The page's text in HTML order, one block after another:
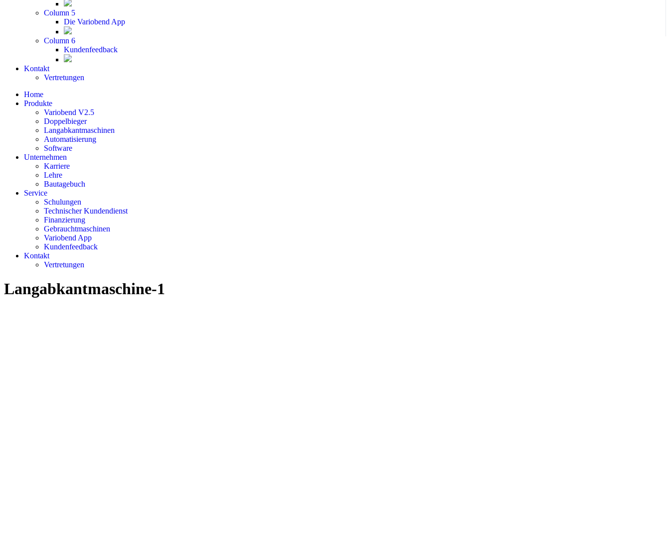
Column 5
Die Variobend App
Column 6
Kundenfeedback
Kontakt
Vertretungen
Home
Produkte
Variobend V2.5
Doppelbieger
Langabkantmaschinen
Automatisierung
Software
Unternehmen
Karriere
Lehre
Bautagebuch
Service
Schulungen
Technischer Kundendienst
Finanzierung
Gebrauchtmaschinen
Variobend App
Kundenfeedback
Kontakt
Vertretungen
Langabkantmaschine-1